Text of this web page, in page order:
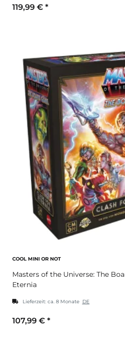
119,99 € *
COOL MINI OR NOT
Masters of the Universe: The
Eternia
Lieferzeit: ca. 8 Monate DE
107,99 € *